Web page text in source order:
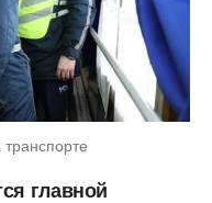
главной